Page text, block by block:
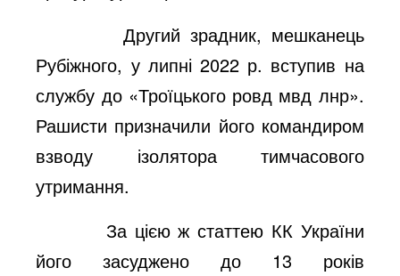
Другий зрадник, мешканець
Рубіжного, у липні 2022 р. вступив на
службу до «Троїцького ровд мвд лнр».
Рашисти призначили його командиром
взводу ізолятора тимчасового
утримання.
За цією ж статтею КК України
його засуджено до 13 років